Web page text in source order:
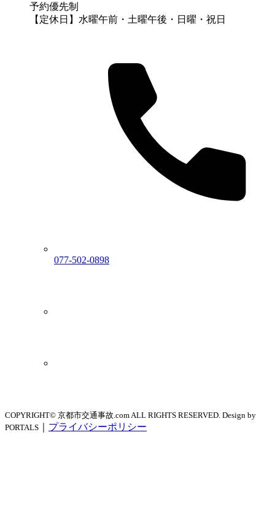
予約優先制
【定休日】水曜午前・土曜午後・日曜・祝日
077-502-0898
COPYRIGHT© 京都市交通事故.com ALL RIGHTS RESERVED. Design by
PORTALS
プライバシーポリシー